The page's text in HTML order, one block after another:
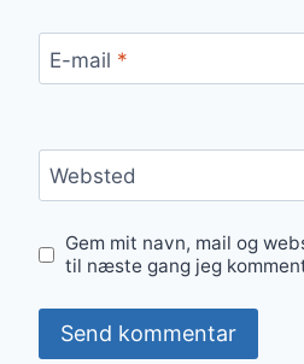
E-mail *
Websted
Gem mit navn, mail og
til næste gang jeg